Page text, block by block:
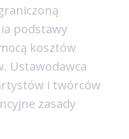
podstawy
kosztów
Ustawodawca
i twórców
zasady